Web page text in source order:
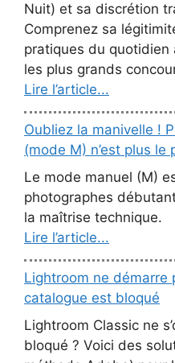
Nuit) et sa discrétion
Comprenez sa
pratiques du quotidien
les plus grands
Lire l’article...
Oubliez la manivelle !
(mode M) n’est plus le
Le mode manuel (M)
photographes
la maîtrise technique.
Lire l’article...
Lightroom ne démarre
catalogue est bloqué
Lightroom Classic ne
bloqué ? Voici des